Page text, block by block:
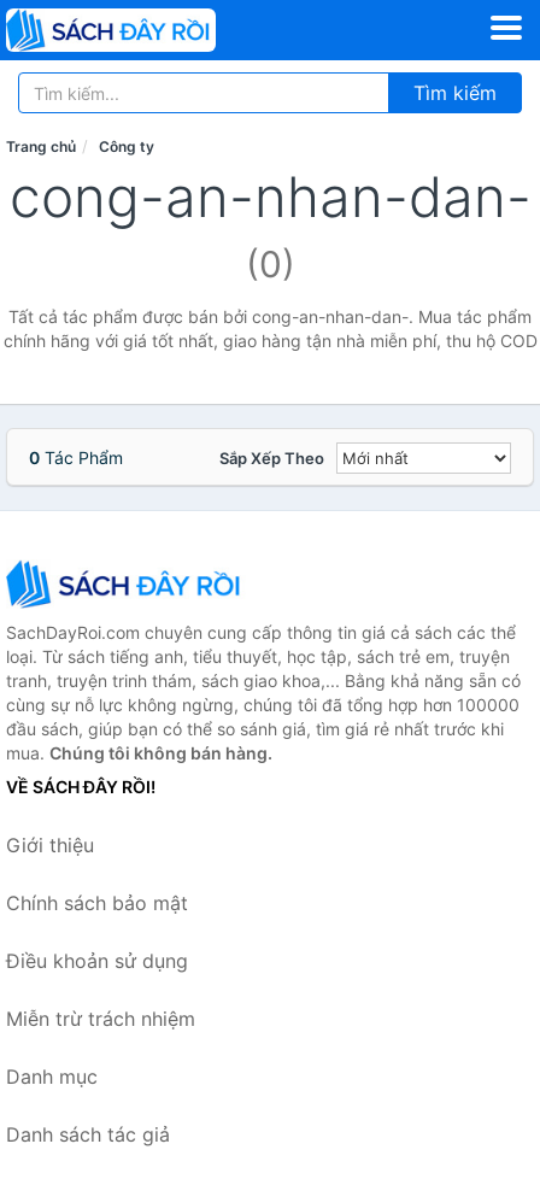
Tìm kiếm
Trang chủ Công ty
cong-an-nhan-dan-
(0)
Tất cả tác phẩm được bán bởi cong-an-nhan-dan-. Mua tác phẩm
chính hãng với giá tốt nhất, giao hàng tận nhà miễn phí, thu hộ COD
0 Tác Phẩm Sắp Xếp Theo
SachDayRoi.com chuyên cung cấp thông tin giá cả sách các thể
loại. Từ sách tiếng anh, tiểu thuyết, học tập, sách trẻ em, truyện
tranh, truyện trinh thám, sách giao khoa,... Bằng khả năng sẵn có
cùng sự nỗ lực không ngừng, chúng tôi đã tổng hợp hơn 100000
đầu sách, giúp bạn có thể so sánh giá, tìm giá rẻ nhất trước khi
mua. Chúng tôi không bán hàng.
VỀ SÁCH ĐÂY RỒI!
Giới thiệu
Chính sách bảo mật
Điều khoản sử dụng
Miễn trừ trách nhiệm
Danh mục
Danh sách tác giả